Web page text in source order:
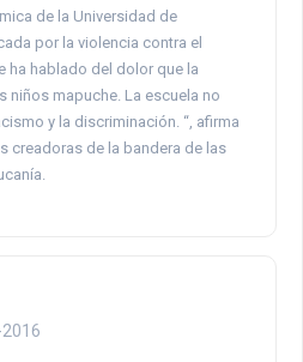
de la Universidad de
por la violencia contra el
ha hablado del dolor que la
niños mapuche. La escuela no
y la discriminación. “, afirma
creadoras de la bandera de las